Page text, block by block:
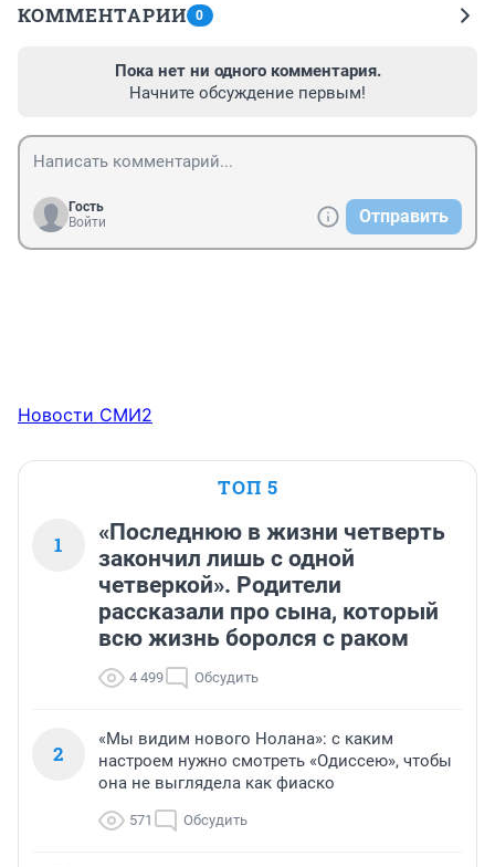
КОММЕНТАРИИ 0
Пока нет ни одного комментария.
Начните обсуждение первым!
Гость
Войти
Отправить
Новости СМИ2
ТОП 5
1
«Последнюю в жизни четверть
закончил лишь с одной
четверкой». Родители
рассказали про сына, который
всю жизнь боролся с раком
4 499 Обсудить
2
«Мы видим нового Нолана»: с каким
настроем нужно смотреть «Одиссею», чтобы
она не выглядела как фиаско
571 Обсудить